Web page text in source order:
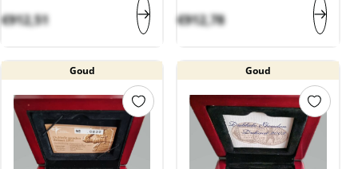
€912,51
€912,78
Goud Goud